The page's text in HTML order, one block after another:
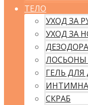
ТЕЛО
УХОД ЗА
УХОД ЗА
ЛОСЬОНЫ
ГЕЛЬ
СКРАБ